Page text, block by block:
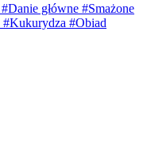
#Danie główne #Smażone
#Kukurydza #Obiad